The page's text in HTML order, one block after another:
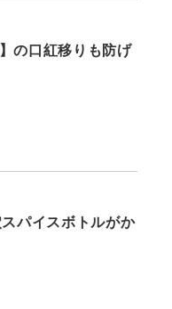
の口紅移りも防げ
パイスボトルがか